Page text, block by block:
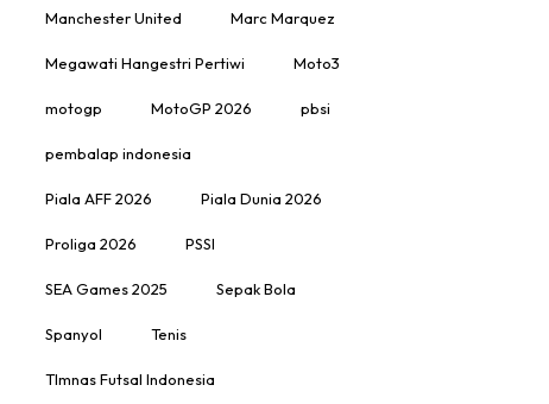
Manchester United Marc Marquez
Megawati Hangestri Pertiwi Moto3
motogp MotoGP 2026 pbsi
pembalap indonesia
Piala AFF 2026 Piala Dunia 2026
Proliga 2026 PSSI
SEA Games 2025 Sepak Bola
Spanyol Tenis
TImnas Futsal Indonesia